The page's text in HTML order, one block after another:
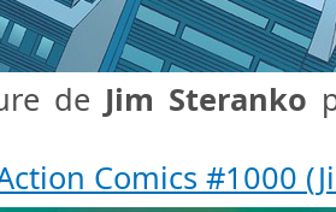
de Jim Steranko
Comics #1000